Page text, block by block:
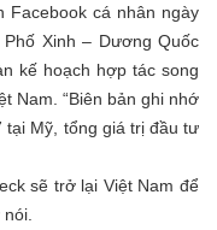
Facebook cá nhân ngày
Phố Xinh – Dương Quốc
kế hoạch hợp tác song
Nam. “Biên bản ghi nhớ
tại Mỹ, tổng giá trị đầu tư
sẽ trở lại Việt Nam để